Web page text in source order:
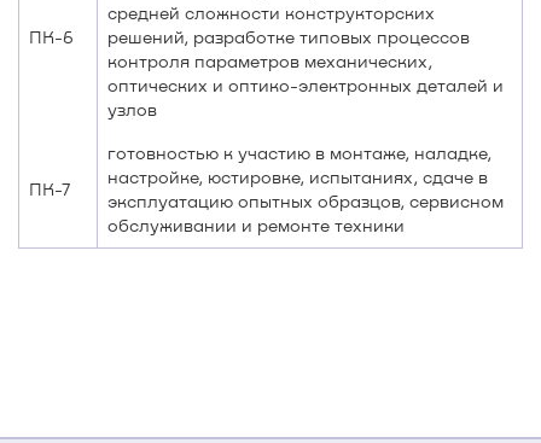
ПК-6
средней сложности конструкторских
решений, разработке типовых процессов
контроля параметров механических,
оптических и оптико-электронных деталей и
узлов
ПК-7
готовностью к участию в монтаже, наладке,
настройке, юстировке, испытаниях, сдаче в
эксплуатацию опытных образцов, сервисном
обслуживании и ремонте техники